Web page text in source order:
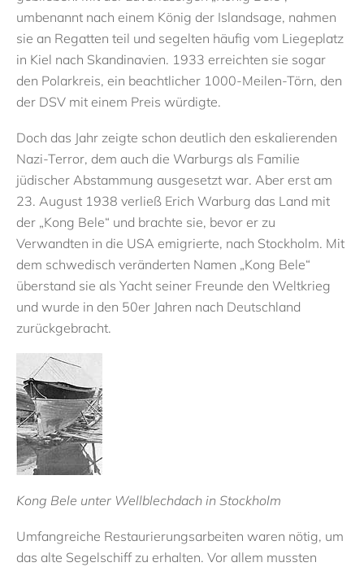
umbenannt nach einem König der Islandsage, nahmen
sie an Regatten teil und segelten häufig vom Liegeplatz
in Kiel nach Skandinavien. 1933 erreichten sie sogar
den Polarkreis, ein beachtlicher 1000-Meilen-Törn, den
der DSV mit einem Preis würdigte.
Doch das Jahr zeigte schon deutlich den eskalierenden
Nazi-Terror, dem auch die Warburgs als Familie
jüdischer Abstammung ausgesetzt war. Aber erst am
23. August 1938 verließ Erich Warburg das Land mit
der „Kong Bele“ und brachte sie, bevor er zu
Verwandten in die USA emigrierte, nach Stockholm. Mit
dem schwedisch veränderten Namen „Kong Bele“
überstand sie als Yacht seiner Freunde den Weltkrieg
und wurde in den 50er Jahren nach Deutschland
zurückgebracht.
Kong Bele unter Wellblechdach in Stockholm
Umfangreiche Restaurierungsarbeiten waren nötig, um
das alte Segelschiff zu erhalten. Vor allem mussten